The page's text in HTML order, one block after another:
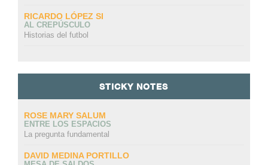
RICARDO LÓPEZ SI
AL CREPÚSCULO
Historias del futbol
STICKY NOTES
ROSE MARY SALUM
ENTRE LOS ESPACIOS
La pregunta fundamental
DAVID MEDINA PORTILLO